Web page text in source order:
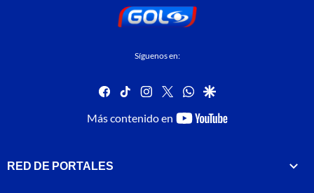
Síguenos en:
facebook
tiktok instagram
twitterwhatsapp
google
Más contenido en
youtube-
RED DE PORTALES